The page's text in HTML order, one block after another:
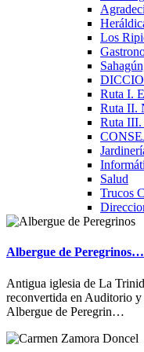
Los
Ruta I.
Ruta II.
Ruta III.
Salud
Trucos
Albergue de Peregrinos…
Antigua iglesia de La
reconvertida en Auditorio y
Albergue de Peregrin…